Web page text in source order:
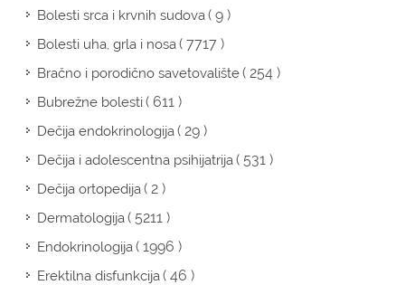
Bolesti srca i krvnih sudova( 9 )
Bolesti uha, grla i nosa( 7717 )
Bračno i porodično savetovalište( 254 )
Bubrežne bolesti( 611 )
Dečija endokrinologija( 29 )
Dečija i adolescentna psihijatrija( 531 )
Dečija ortopedija( 2 )
Dermatologija( 5211 )
Endokrinologija( 1996 )
Erektilna disfunkcija( 46 )